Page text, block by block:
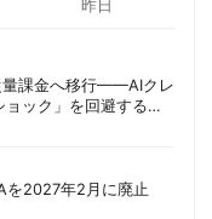
昨日
課金へ移行——AIクレ
ック」を回避する方
を2027年2月に廃止